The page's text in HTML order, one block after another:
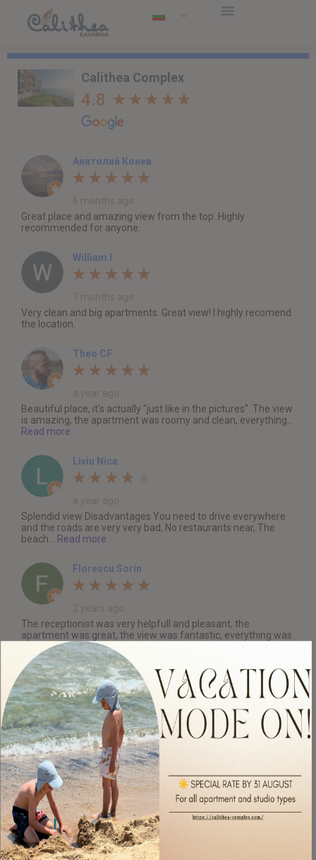
Calithea Complex
4.8
Анатолий Конев
Great place and amazing view from the top. Highly
recommended for anyone.
William I
Very clean and big apartments. Great view! I highly recomend
the location.
Theo CF
Beautiful place, it's actually "just like in the pictures". The view
is amazing, the apartment was roomy and clean, everything...
Read more
Liviu Nica
Splendid view Disadvantages You need to drive everywhere
and the roads are very very bad, No restaurants near, The
beach...
Read more
Florescu Sorin
The receptionist was very helpfull and pleasant, the
apartment was great, the view was fantastic, everything was
clean, we even...Read more
Read All 303 Reviews
Фантастична, спираща
дъха гледка
Просторен апартамент със всичко
необходимо за добрата почивка.
Персоналът е дискретен и отзивчив. А